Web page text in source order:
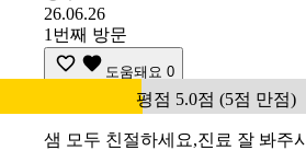
26.06.26
1번째 방문
도움돼요 0
평점 5.0점 (5점 만점)
샘 모두 친절하세요,진료 잘 봐주